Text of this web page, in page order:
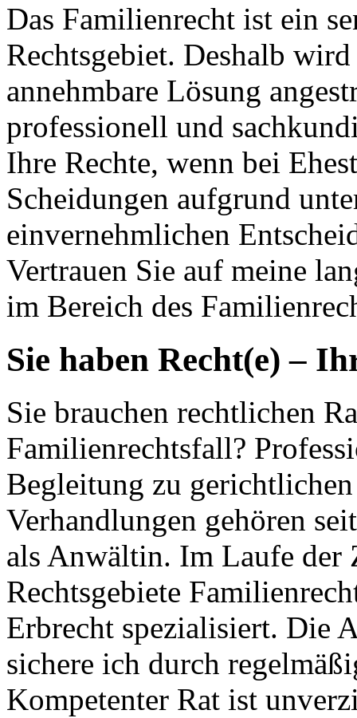
Das Familienrecht ist ein
Rechtsgebiet. Deshalb
annehmbare Lösung
professionell und
Ihre Rechte, wenn bei
Scheidungen aufgrund
einvernehmlichen
Vertrauen Sie auf meine
im Bereich des
Sie haben Recht(e) –
Sie brauchen rechtlichen
Familienrechtsfall?
Begleitung zu
Verhandlungen gehören
als Anwältin. Im Laufe der
Rechtsgebiete
Erbrecht spezialisiert. Die
sichere ich durch
Kompetenter Rat ist